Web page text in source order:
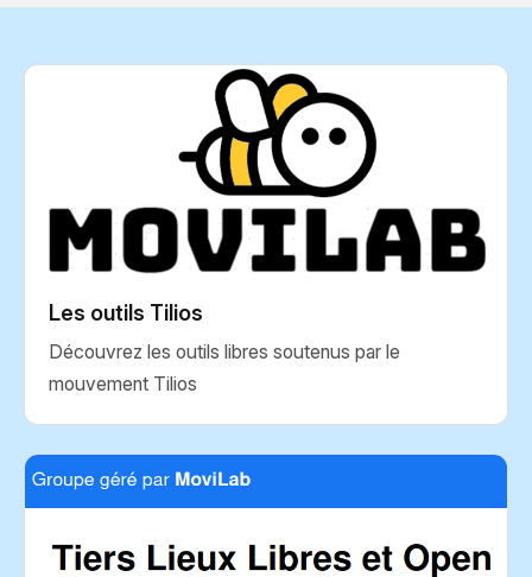
Les outils Tilios
Découvrez les outils libres soutenus par le
mouvement Tilios